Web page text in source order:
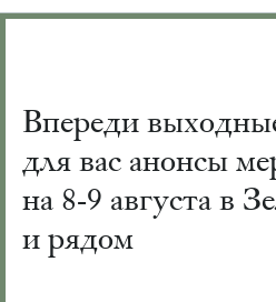
Впереди
для вас анонсы
на 8-9 августа в
и рядом